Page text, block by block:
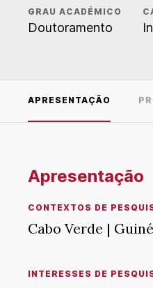
GRAU ACADÉMICO
Doutoramento
APRESENTAÇÃO
Apresentação
CONTEXTOS DE
Cabo Verde |
INTERESSES DE